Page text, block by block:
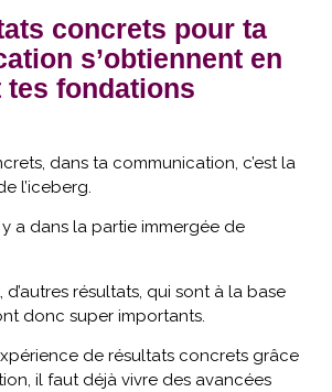
concrets pour ta
s’obtiennent en
fondations
dans ta communication, c’est la
l’iceberg.
y a dans la partie immergée de
d’autres résultats, qui sont à la base
donc super importants.
de résultats concrets grâce
il faut déjà vivre des avancées